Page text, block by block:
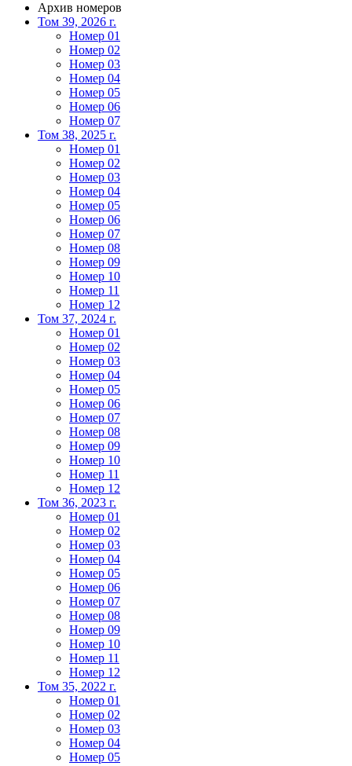
Архив номеров
Том 39, 2026 г.
Номер 01
Номер 02
Номер 03
Номер 04
Номер 05
Номер 06
Номер 07
Том 38, 2025 г.
Номер 01
Номер 02
Номер 03
Номер 04
Номер 05
Номер 06
Номер 07
Номер 08
Номер 09
Номер 10
Номер 11
Номер 12
Том 37, 2024 г.
Номер 01
Номер 02
Номер 03
Номер 04
Номер 05
Номер 06
Номер 07
Номер 08
Номер 09
Номер 10
Номер 11
Номер 12
Том 36, 2023 г.
Номер 01
Номер 02
Номер 03
Номер 04
Номер 05
Номер 06
Номер 07
Номер 08
Номер 09
Номер 10
Номер 11
Номер 12
Том 35, 2022 г.
Номер 01
Номер 02
Номер 03
Номер 04
Номер 05